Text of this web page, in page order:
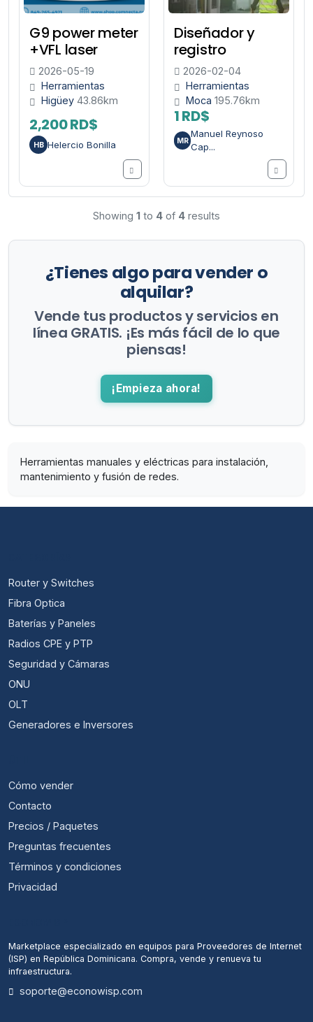
G9 power meter
+VFL laser
2026-05-19
Herramientas
Higüey 43.86km
2,200 RD$
HB Helercio Bonilla
Diseñador y
registro
2026-02-04
Herramientas
Moca 195.76km
1 RD$
MR
Manuel Reynoso
Cap...
Showing 1 to 4 of 4 results
¿Tienes algo para vender o
alquilar?
Vende tus productos y servicios en
línea GRATIS. ¡Es más fácil de lo que
piensas!
¡Empieza ahora!
Herramientas manuales y eléctricas para instalación,
mantenimiento y fusión de redes.
Router y Switches
Fibra Optica
Baterías y Paneles
Radios CPE y PTP
Seguridad y Cámaras
ONU
OLT
Generadores e Inversores
Cómo vender
Contacto
Precios / Paquetes
Preguntas frecuentes
Términos y condiciones
Privacidad
Marketplace especializado en equipos para Proveedores de Internet
(ISP) en República Dominicana. Compra, vende y renueva tu
infraestructura.
soporte@econowisp.com